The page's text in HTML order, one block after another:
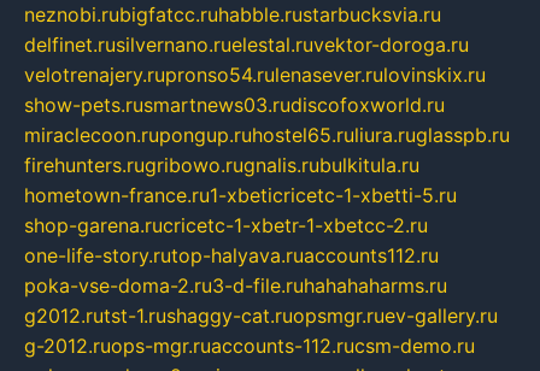
neznobi.rubigfatcc.ruhabble.rustarbucksvia.ru
delfinet.rusilvernano.ruelestal.ruvektor-doroga.ru
velotrenajery.rupronso54.rulenasever.rulovinskix.ru
show-pets.rusmartnews03.rudiscofoxworld.ru
miraclecoon.rupongup.ruhostel65.ruliura.ruglasspb.ru
firehunters.rugribowo.rugnalis.rubulkitula.ru
hometown-france.ru1-xbeticricetc-1-xbetti-5.ru
shop-garena.rucricetc-1-xbetr-1-xbetcc-2.ru
one-life-story.rutop-halyava.ruaccounts112.ru
poka-vse-doma-2.ru3-d-file.ruhahahaharms.ru
g2012.rutst-1.rushaggy-cat.ruopsmgr.ruev-gallery.ru
g-2012.ruops-mgr.ruaccounts-112.rucsm-demo.ru